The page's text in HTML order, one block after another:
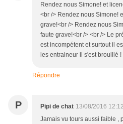
Rendez nous Simone! et
<br /> Rendez nous Simone!
grave!<br /> Rendez nous
faute grave!<br /> <br /> Le
est incompétent et surtout il
les entraineur il s'est brouillé !
Répondre
P Pipi de chat 13/08/2016 12:12
Jamais vu tours aussi faible ,